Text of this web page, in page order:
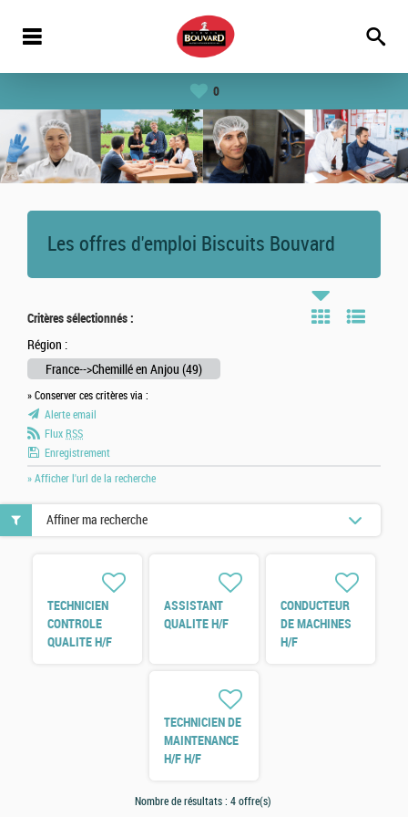
0
Les offres d'emploi Biscuits Bouvard
Critères sélectionnés :
Région :
France-->Chemillé en Anjou (49)
» Conserver ces critères via :
Alerte email
Flux RSS
Enregistrement
» Afficher l'url de la recherche
TECHNICIEN
CONTROLE
QUALITE H/F
ASSISTANT
QUALITE H/F
CONDUCTEUR
DE MACHINES
H/F
TECHNICIEN DE
MAINTENANCE
H/F H/F
Affiner ma recherche
Nombre de résultats : 4 offre(s)